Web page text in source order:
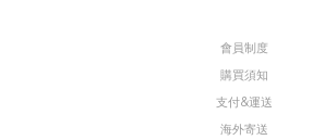
會員制度
購買須知
支付&運送
海外寄送